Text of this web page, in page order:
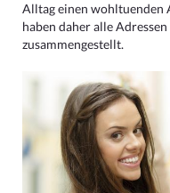
Alltag einen wohltuenden
haben daher alle
zusammengestellt.